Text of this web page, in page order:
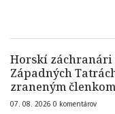
Horskí
Západných
zraneným členkom
07. 08. 2026 0 komentárov